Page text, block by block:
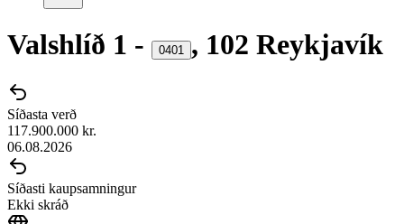
Valshlíð 1 - 0401 , 102 Reykjavík
Síðasta verð
117.900.000 kr.
06.08.2026
Síðasti kaupsamningur
Ekki skráð